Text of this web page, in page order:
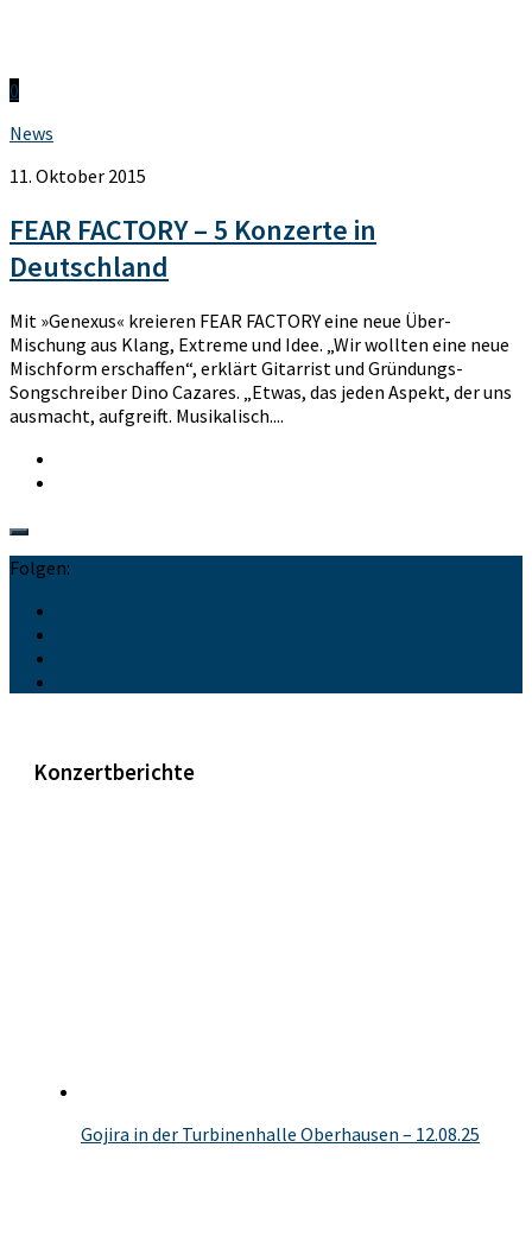
0
News
11. Oktober 2015
FEAR FACTORY – 5 Konzerte in
Deutschland
Mit »Genexus« kreieren FEAR FACTORY eine neue Über-
Mischung aus Klang, Extreme und Idee. „Wir wollten eine neue
Mischform erschaffen“, erklärt Gitarrist und Gründungs-
Songschreiber Dino Cazares. „Etwas, das jeden Aspekt, der uns
ausmacht, aufgreift. Musikalisch....
Folgen:
Konzertberichte
Gojira in der Turbinenhalle Oberhausen – 12.08.25